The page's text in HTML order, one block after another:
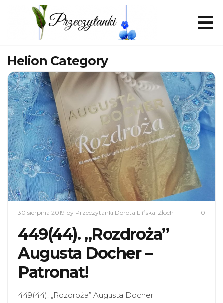
Helion Category
30 sierpnia 2019 by Przeczytanki Dorota Lińska-Złoch 0
449(44). „Rozdroża”
Augusta Docher –
Patronat!
449(44). „Rozdroża” Augusta Docher